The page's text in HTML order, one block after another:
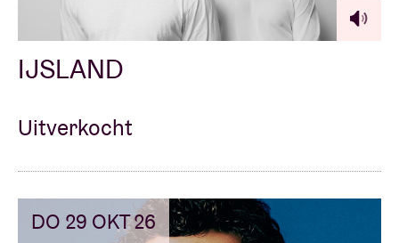
IJSLAND
Uitverkocht
DO 29 OKT 26